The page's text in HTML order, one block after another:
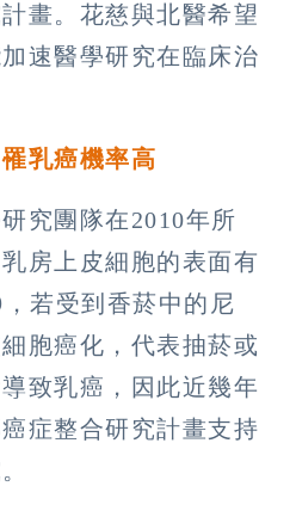
畫。花慈與北醫希望
速醫學研究在臨床治
乳癌機率高
究團隊在2010年所
房上皮細胞的表面有
若受到香菸中的尼
胞癌化，代表抽菸或
致乳癌，因此近幾年
症整合研究計畫支持